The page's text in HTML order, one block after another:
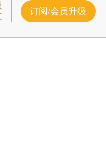
订阅/会员升级